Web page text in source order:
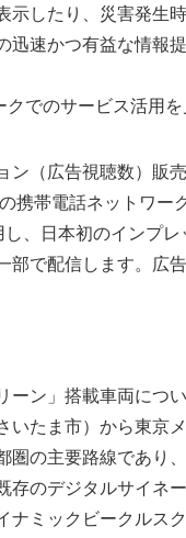
示したり、災害発生
迅速かつ有益な情報
クでのサービス活
ン（広告視聴数）販
携帯電話ネットワー
、日本初のインプ
部で配信します。広
ーン」搭載車両につ
たま市）から東京
圏の主要路線であり
存のデジタルサイネ
ナミックビークルス